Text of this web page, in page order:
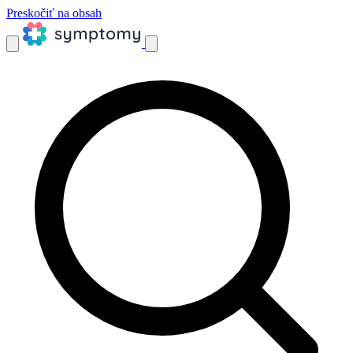
Preskočiť na obsah